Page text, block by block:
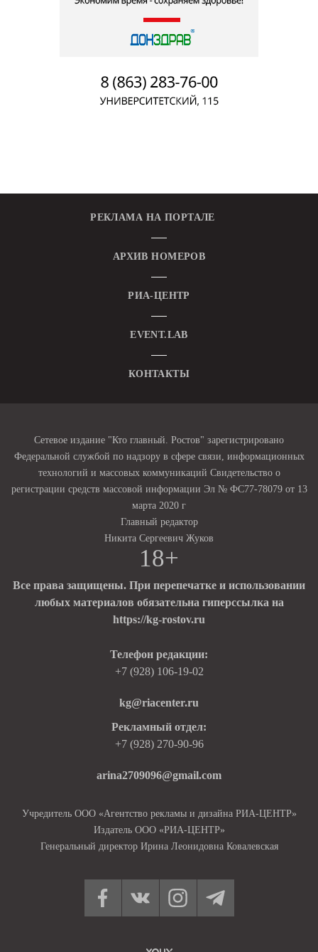
РЕКЛАМА НА ПОРТАЛЕ
АРХИВ НОМЕРОВ
РИА-ЦЕНТР
EVENT.LAB
КОНТАКТЫ
Сетевое издание "Кто главный. Ростов" зарегистрировано
Федеральной службой по надзору в сфере связи, информационных
технологий и массовых коммуникаций Свидетельство о
регистрации средств массовой информации Эл № ФС77-78079 от 13
марта 2020 г
Главный редактор
Никита Сергеевич Жуков
18+
Все права защищены. При перепечатке и использовании
любых материалов обязательна гиперссылка на
https://kg-rostov.ru
Телефон редакции:
+7 (928) 106-19-02
kg@riacenter.ru
Рекламный отдел:
+7 (928) 270-90-96
arina2709096@gmail.com
Учредитель ООО «Агентство рекламы и дизайна РИА-ЦЕНТР»
Издатель ООО «РИА-ЦЕНТР»
Генеральный директор Ирина Леонидовна Ковалевская